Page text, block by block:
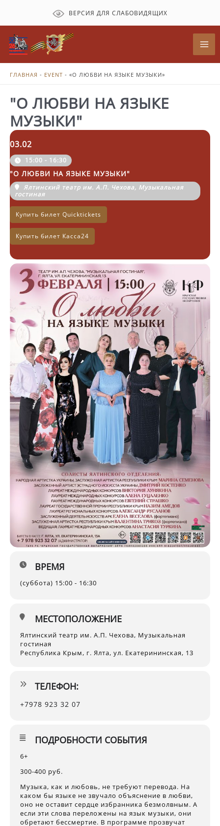
содержимому
ВЕРСИЯ ДЛЯ СЛАБОВИДЯЩИХ
ГЛАВНАЯ - EVENT - «О ЛЮБВИ НА ЯЗЫКЕ МУЗЫКИ»
"О ЛЮБВИ НА ЯЗЫКЕ
МУЗЫКИ"
03.02
15:00 - 16:30
"О ЛЮБВИ НА ЯЗЫКЕ МУЗЫКИ"
Ялтинский театр им. А.П. Чехова, Музыкальная
гостиная
Купить билет Quicktickets
Купить билет Касса24
ВРЕМЯ
(суббота) 15:00 - 16:30
МЕСТОПОЛОЖЕНИЕ
Ялтинский театр им. А.П. Чехова, Музыкальная
гостиная
Республика Крым, г. Ялта, ул. Екатерининская, 13
ТЕЛЕФОН:
+7978 923 32 07
ПОДРОБНОСТИ СОБЫТИЯ
6+
300-400 руб.
Музыка, как и любовь, не требуют перевода. На
каком бы языке не звучало объяснение в любви,
оно не оставит сердце избранника безмолвным. А
если эти слова переложены на язык музыки, они
обретают бессмертие. В программе прозвучат